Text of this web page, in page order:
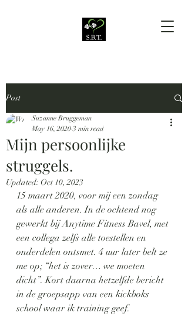
Post
Mijn persoonlijke
struggels.
Suzanne Bruggeman
May 16, 2020 3 min read
Updated: Oct 10, 2023
15 maart 2020, voor mij een zondag
als alle anderen. In de ochtend nog
gewerkt bij Anytime Fitness Bavel, met
een collega zelfs alle toestellen en
onderdelen ontsmet. 4 uur later belt ze
me op; “het is zover… we moeten
dicht”. Kort daarna hetzelfde bericht
in de groepsapp van een kickboks
school waar ik training geef.